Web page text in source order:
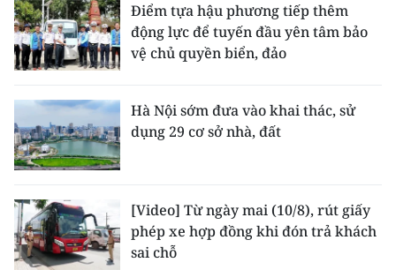
Điểm tựa hậu phương tiếp thêm
động lực để tuyến đầu yên tâm bảo
vệ chủ quyền biển, đảo
Hà Nội sớm đưa vào khai thác, sử
dụng 29 cơ sở nhà, đất
[Video] Từ ngày mai (10/8), rút giấy
phép xe hợp đồng khi đón trả khách
sai chỗ